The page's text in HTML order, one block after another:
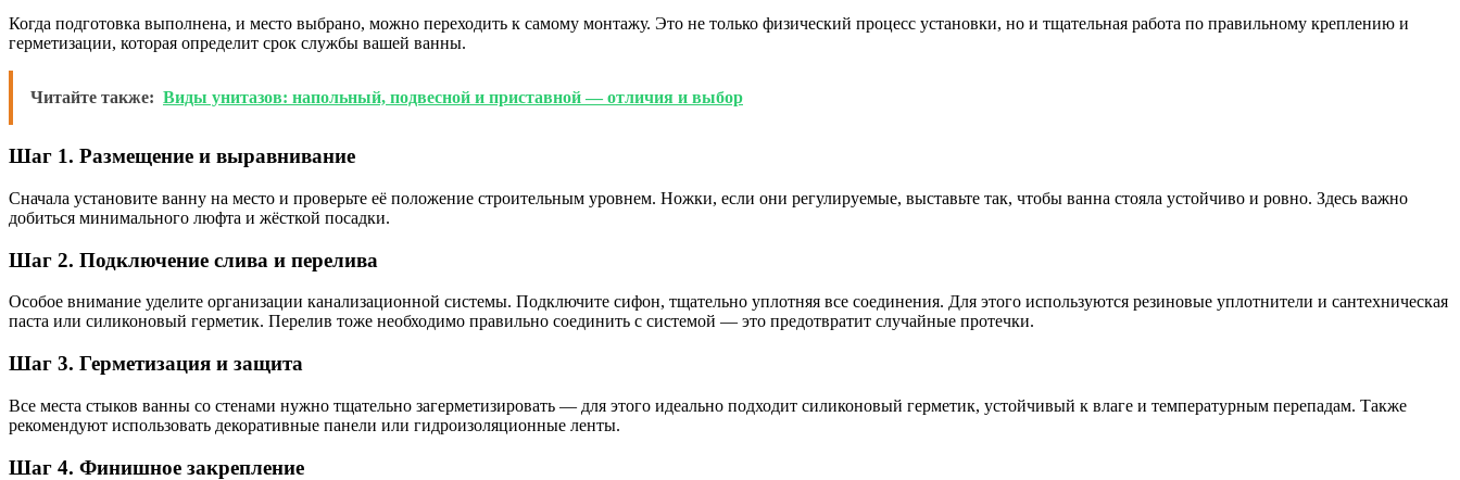
Когда подготовка выполнена, и место выбрано, можно переходить к самому монтажу. Это не только физический процесс установки, но и тщательная работа по правильному креплению и
герметизации, которая определит срок службы вашей ванны.
Читайте также: Виды унитазов: напольный, подвесной и приставной — отличия и выбор
Шаг 1. Размещение и выравнивание
Сначала установите ванну на место и проверьте её положение строительным уровнем. Ножки, если они регулируемые, выставьте так, чтобы ванна стояла устойчиво и ровно. Здесь важно
добиться минимального люфта и жёсткой посадки.
Шаг 2. Подключение слива и перелива
Особое внимание уделите организации канализационной системы. Подключите сифон, тщательно уплотняя все соединения. Для этого используются резиновые уплотнители и сантехническая
паста или силиконовый герметик. Перелив тоже необходимо правильно соединить с системой — это предотвратит случайные протечки.
Шаг 3. Герметизация и защита
Все места стыков ванны со стенами нужно тщательно загерметизировать — для этого идеально подходит силиконовый герметик, устойчивый к влаге и температурным перепадам. Также
рекомендуют использовать декоративные панели или гидроизоляционные ленты.
Шаг 4. Финишное закрепление